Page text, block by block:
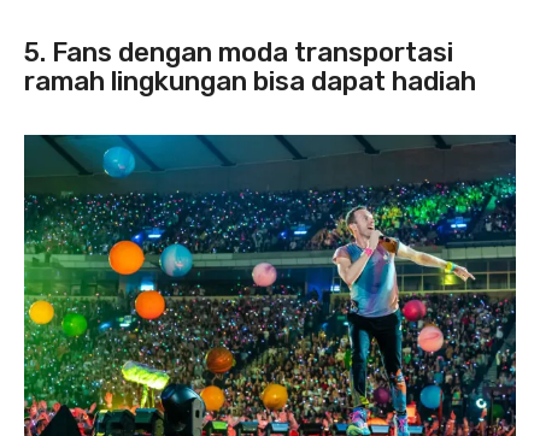
5. Fans dengan moda transportasi
ramah lingkungan bisa dapat hadiah